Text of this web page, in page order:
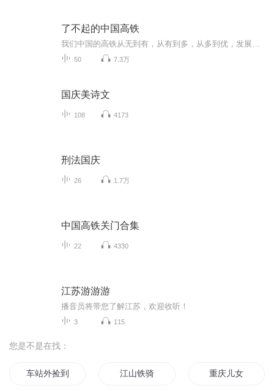
了不起的中国高铁
50 7.3万
国庆美诗文
108 4173
刑法国庆
26 1.7万
中国高铁关门合集
22 4330
江苏游游游
播音员将带您了解江苏，欢迎收听！
3 115
您是不是在找：
车站外捡到女大学生 江山铁骑 重庆儿女